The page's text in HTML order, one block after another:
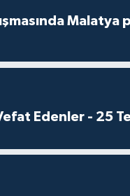
Malatya
Edenler - 25